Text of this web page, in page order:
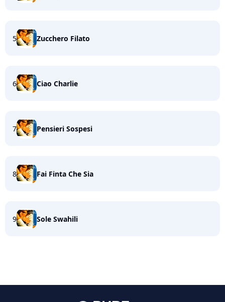
5 Zucchero Filato
6 Ciao Charlie
7 Pensieri Sospesi
8 Fai Finta Che Sia
9 Sole Swahili